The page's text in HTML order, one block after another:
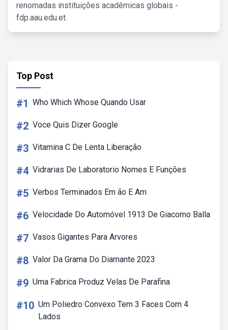
renomadas instituições acadêmicas globais -
fdp.aau.edu.et.
Top Post
#1 Who Which Whose Quando Usar
#2 Voce Quis Dizer Google
#3 Vitamina C De Lenta Liberação
#4 Vidrarias De Laboratorio Nomes E Funções
#5 Verbos Terminados Em ão E Am
#6 Velocidade Do Automóvel 1913 De Giacomo Balla
#7 Vasos Gigantes Para Arvores
#8 Valor Da Grama Do Diamante 2023
#9 Uma Fabrica Produz Velas De Parafina
#10 Um Poliedro Convexo Tem 3 Faces Com 4
Lados